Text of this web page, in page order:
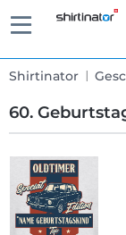
Shirtinator
60.
Schnelle
Lieferung